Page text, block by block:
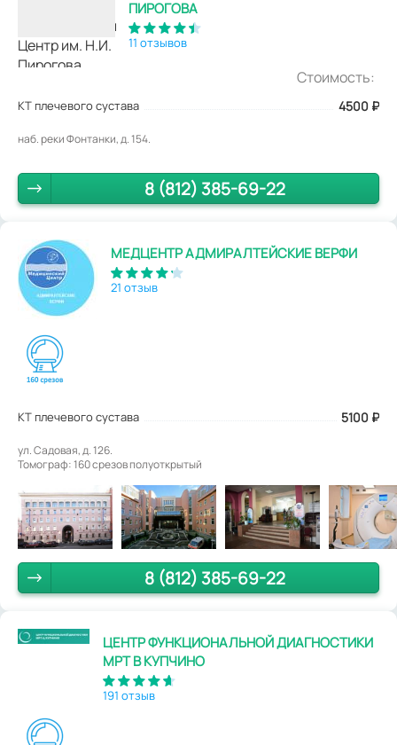
ПИРОГОВА
11 отзывов
Стоимость:
КТ плечевого сустава 4500 ₽
наб. реки Фонтанки, д. 154.
8 (812) 385-69-22
МЕДЦЕНТР АДМИРАЛТЕЙСКИЕ ВЕРФИ
21 отзыв
КТ плечевого сустава 5100 ₽
ул. Садовая, д. 126.
Томограф: 160 срезов полуоткрытый
8 (812) 385-69-22
ЦЕНТР ФУНКЦИОНАЛЬНОЙ ДИАГНОСТИКИ
МРТ В КУПЧИНО
191 отзыв